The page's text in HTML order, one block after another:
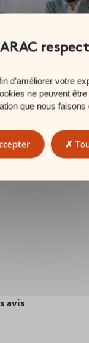
pilotée : confiez
avis
d’améliorer votre
ne peuvent
que nous